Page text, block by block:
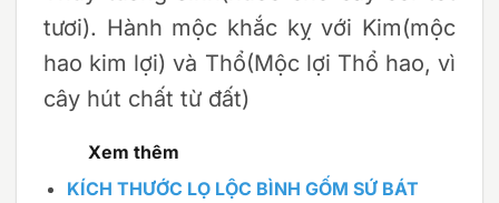
tươi). Hành mộc khắc kỵ với Kim(mộc
hao kim lợi) và Thổ(Mộc lợi Thổ hao, vì
cây hút chất từ đất)
Xem thêm
KÍCH THƯỚC LỌ LỘC BÌNH GỐM SỨ BÁT